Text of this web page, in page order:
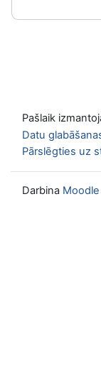
Pašlaik
Datu
Pārslēgties uz
Darbina Moodle